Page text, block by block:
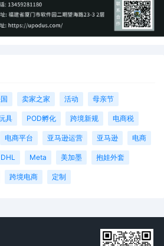
卖家之家 活动 母亲节
具 POD孵化 跨境新规 电商税
电商平台 亚马逊运营 亚马逊 电商
DHL Meta 美加墨 抱娃外套
跨境电商 定制